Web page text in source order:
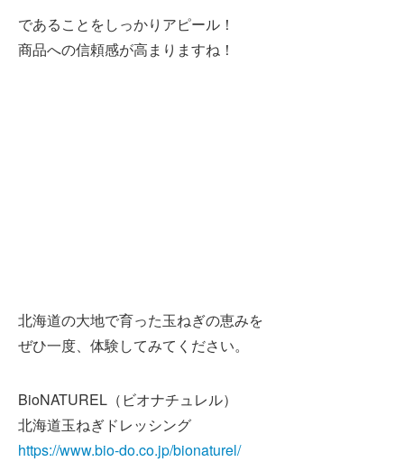
であることをしっかりアピール！
商品への信頼感が高まりますね！
北海道の大地で育った玉ねぎの恵みを
ぜひ一度、体験してみてください。
BioNATUREL（ビオナチュレル）
北海道玉ねぎドレッシング
https://www.bio-do.co.jp/bionaturel/